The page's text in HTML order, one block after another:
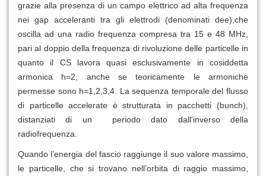
grazie alla presenza di un campo elettrico ad alta frequenza
nei gap acceleranti tra gli elettrodi (denominati dee),che
oscilla ad una radio frequenza compresa tra 15 e 48 MHz,
pari al doppio della frequenza di rivoluzione delle particelle in
quanto il CS lavora quasi esclusivamente in cosiddetta
armonica h=2, anche se teoricamente le armoniche
permesse sono h=1,2,3,4. La sequenza temporale del flusso
di particelle accelerate è strutturata in pacchetti (bunch),
distanziati di un periodo dato dall'inverso della
radiofrequenza.
Quando l’energia del fascio raggiunge il suo valore massimo,
le particelle, che si trovano nell’orbita di raggio massimo,